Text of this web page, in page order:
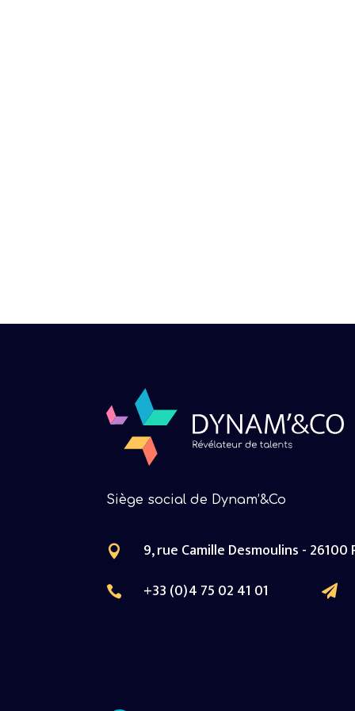
Siège social de Dynam’&Co
 9, rue Camille Desmoulins - 26100
 +33 (0)4 75 02 41 01 